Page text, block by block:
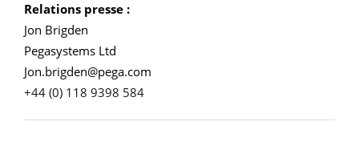
Relations presse :
Jon Brigden
Pegasystems Ltd
Jon.brigden@pega.com
+44 (0) 118 9398 584